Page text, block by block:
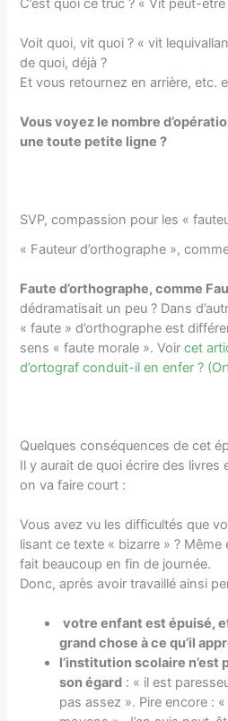
C’est quoi ce truc ? « Vit peut-
Voit quoi, vit quoi ? « vit
de quoi, déjà ?
Et vous retournez en arrière, etc.
Vous voyez le nombre
une toute petite ligne ?
SVP, compassion pour les «
« Fauteur d’orthographe »,
Faute d’orthographe, comme
dédramatisait un peu ? Dans
« faute » d’orthographe est
sens « faute morale ». Voircet
d’ortograf conduit-il en enfer ?
Quelques conséquences de cet
Il y aurait de quoi écrire des livres
on va faire court :
Vous avez vu les difficultés que
lisant ce texte « bizarre » ?
fait beaucoup en fin de journée.
Donc, après avoir travaillé ainsi
votre enfant est épuisé,
grand chose à ce qu’il
l’institution scolaire n’est
son égard : « il est
pas assez ». Pire encore :